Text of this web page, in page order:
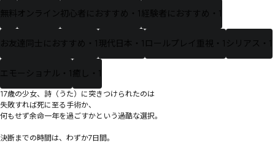
無料 オンライン 初心者におすすめ・1経験者におすすめ・1
お友達同士におすすめ・1現代日本・1 ロールプレイ重視・1 シリアス・1
エモーショナル・1 癒し・1
17歳の少女、詩（うた）に突きつけられたのは
失敗すれば死に至る手術か、
何もせず余命一年を過ごすかという過酷な選択。
決断までの時間は、わずか7日間。